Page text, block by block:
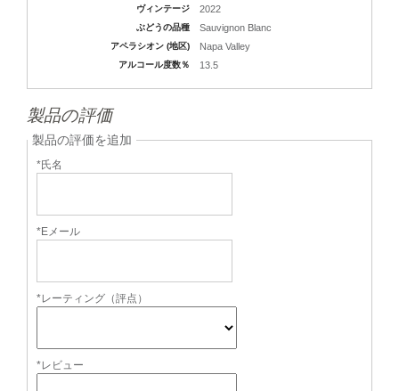
ヴィンテージ 2022
ぶどうの品種 Sauvignon Blanc
アペラシオン (地区) Napa Valley
アルコール度数％ 13.5
製品の評価
製品の評価を追加
*氏名
*Eメール
*レーティング（評点）
*レビュー